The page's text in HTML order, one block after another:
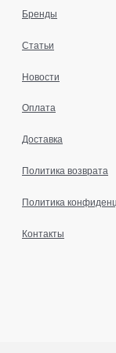
Бренды
Статьи
Новости
Оплата
Доставка
Политика возврата
Политика
Контакты